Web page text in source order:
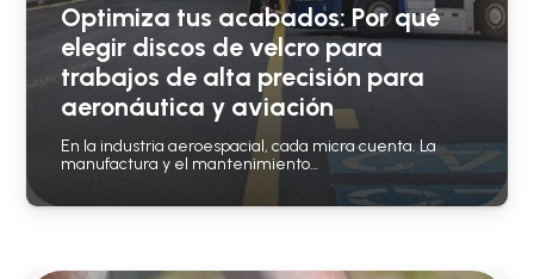
Optimiza tus acabados: Por qué
elegir discos de velcro para
trabajos de alta precisión para
aeronáutica y aviación
En la industria aeroespacial, cada micra cuenta. La
manufactura y el mantenimiento…